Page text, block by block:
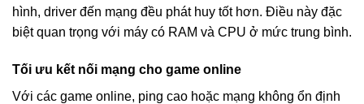
hình, driver đến mạng đều phát huy tốt hơn. Điều này đặc
biệt quan trọng với máy có RAM và CPU ở mức trung bình.
Tối ưu kết nối mạng cho game online
Với các game online, ping cao hoặc mạng không ổn định